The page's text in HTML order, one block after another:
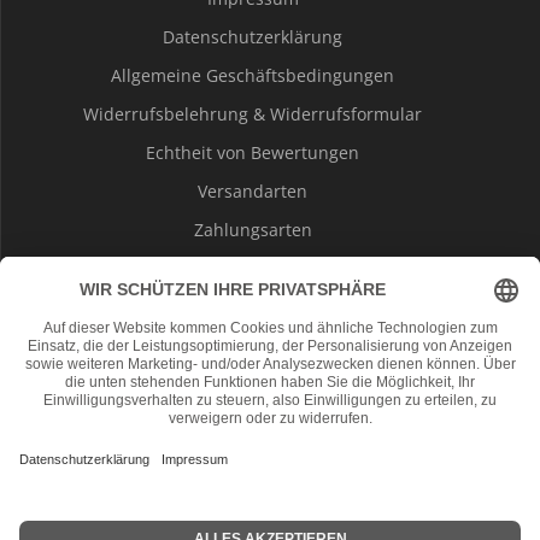
Datenschutzerklärung
Allgemeine Geschäftsbedingungen
Widerrufsbelehrung & Widerrufsformular
Echtheit von Bewertungen
Versandarten
Zahlungsarten
NappySoft by Bottwartal-